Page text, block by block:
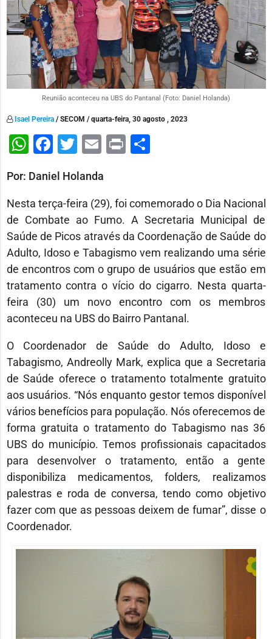
Reunião aconteceu na UBS do Pantanal (Foto: Daniel Holanda)
Isael Pereira/ SECOM / quarta-feira, 30 agosto , 2023
WhatsApp
Facebook
Twitter
Email
PrintShare
Por: Daniel Holanda
Nesta terça-feira (29), foi comemorado o Dia Nacional
de Combate ao Fumo. A Secretaria Municipal de
Saúde de Picos através da Coordenação de Saúde do
Adulto, Idoso e Tabagismo vem realizando uma série
de encontros com o grupo de usuários que estão em
tratamento contra o vício do cigarro. Nesta quarta-
feira (30) um novo encontro com os membros
aconteceu na UBS do Bairro Pantanal.
O Coordenador de Saúde do Adulto, Idoso e
Tabagismo, Andreolly Mark, explica que a Secretaria
de Saúde oferece o tratamento totalmente gratuito
aos usuários. “Nós enquanto gestor temos disponível
vários benefícios para população. Nós oferecemos de
forma gratuita o tratamento do Tabagismo nas 36
UBS do município. Temos profissionais capacitados
para desenvolver o tratamento, então a gente
disponibiliza medicamentos, folders, realizamos
palestras e roda de conversa, tendo como objetivo
fazer com que as pessoas deixem de fumar”, disse o
Coordenador.